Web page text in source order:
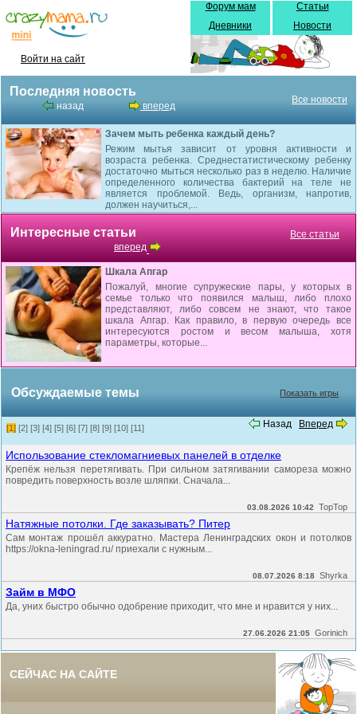
Войти на сайт
Форум мам
Дневники
Статьи
Новости
Последняя новость
назад вперед
Все новости
Зачем мыть ребенка каждый день?
Режим мытья зависит от уровня активности и
возраста ребенка. Среднестатистическому ребенку
достаточно мыться несколько раз в неделю. Наличие
определенного количества бактерий на теле не
является проблемой. Ведь, организм, напротив,
должен научиться,...
Интересные статьи
вперед
Все статьи
Шкала Апгар
Пожалуй, многие супружеские пары, у которых в
семье только что появился малыш, либо плохо
представляют, либо совсем не знают, что такое
шкала Апгар. Как правило, в первую очередь все
интересуются ростом и весом малыша, хотя
параметры, которые...
Обсуждаемые темы Показать игры
Назад Вперед
[1] [2] [3] [4] [5] [6] [7] [8] [9] [10] [11]
Использование стекломагниевых панелей в отделке
Крепёж нельзя перетягивать. При сильном затягивании самореза можно
повредить поверхность возле шляпки. Сначала...
03.08.2026 10:42 TopTop
Натяжные потолки. Где заказывать? Питер
Сам монтаж прошёл аккуратно. Мастера Ленинградских окон и потолков
https://okna-leningrad.ru/ приехали с нужным...
08.07.2026 8:18 Shyrka
Займ в МФО
Да, уних быстро обычно одобрение приходит, что мне и нравится у них...
27.06.2026 21:05 Gorinich
СЕЙЧАС НА САЙТЕ